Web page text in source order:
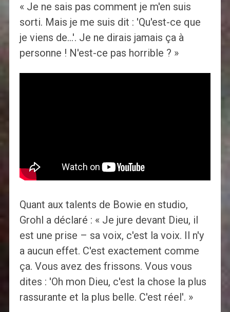
« Je ne sais pas comment je m'en suis
sorti. Mais je me suis dit : 'Qu'est-ce que
je viens de…'. Je ne dirais jamais ça à
personne ! N'est-ce pas horrible ? »
Quant aux talents de Bowie en studio,
Grohl a déclaré : « Je jure devant Dieu, il
est une prise – sa voix, c'est la voix. Il n'y
a aucun effet. C'est exactement comme
ça. Vous avez des frissons. Vous vous
dites : 'Oh mon Dieu, c'est la chose la plus
rassurante et la plus belle. C'est réel'. »